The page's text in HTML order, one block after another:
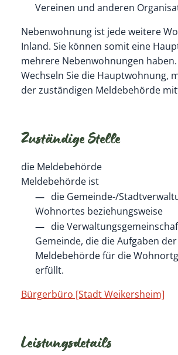
Vereinen und anderen
Nebenwohnung ist jede weitere
Inland. Sie können somit eine
mehrere Nebenwohnungen haben.
Wechseln Sie die Hauptwohnung,
der zuständigen Meldebehörde
Zuständige Stelle
die Meldebehörde
Meldebehörde ist
die Gemeinde-/
Wohnortes beziehungsweise
die
Gemeinde, die die Aufgaben der
Meldebehörde für die
erfüllt.
Bürgerbüro [Stadt Weikersheim]
Leistungsdetails